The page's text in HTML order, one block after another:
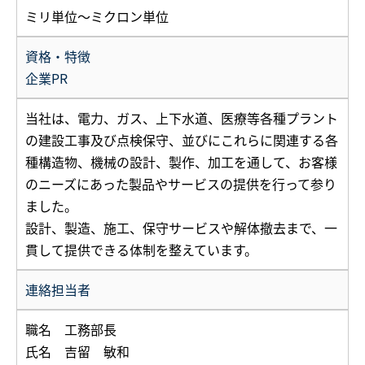
ミリ単位～ミクロン単位
資格・特徴
企業PR
当社は、電力、ガス、上下水道、医療等各種プラント
の建設工事及び点検保守、並びにこれらに関連する各
種構造物、機械の設計、製作、加工を通して、お客様
のニーズにあった製品やサービスの提供を行って参り
ました。
設計、製造、施工、保守サービスや解体撤去まで、一
貫して提供できる体制を整えています。
連絡担当者
職名 工務部長
氏名 吉留 敏和